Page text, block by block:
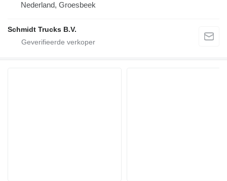
Nederland, Groesbeek
Schmidt Trucks B.V.